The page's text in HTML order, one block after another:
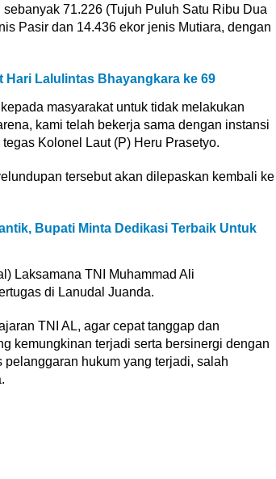
71.226 (Tujuh Puluh Satu Ribu Dua
Pasir dan 14.436 ekor jenis Mutiara, dengan
Hari Lalulintas Bhayangkara ke 69
masyarakat untuk tidak melakukan
kami telah bekerja sama dengan instansi
Kolonel Laut (P) Heru Prasetyo.
tersebut akan dilepaskan kembali ke
Bupati Minta Dedikasi Terbaik Untuk
Laksamana TNI Muhammad Ali
di Lanudal Juanda.
TNI AL, agar cepat tanggap dan
kemungkinan terjadi serta bersinergi dengan
pelanggaran hukum yang terjadi, salah